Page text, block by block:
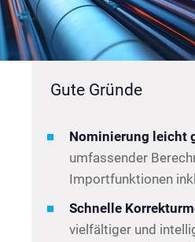
Gute Gründe
Nominierung leicht
umfassender
Importfunktionen
Schnelle
vielfältiger und